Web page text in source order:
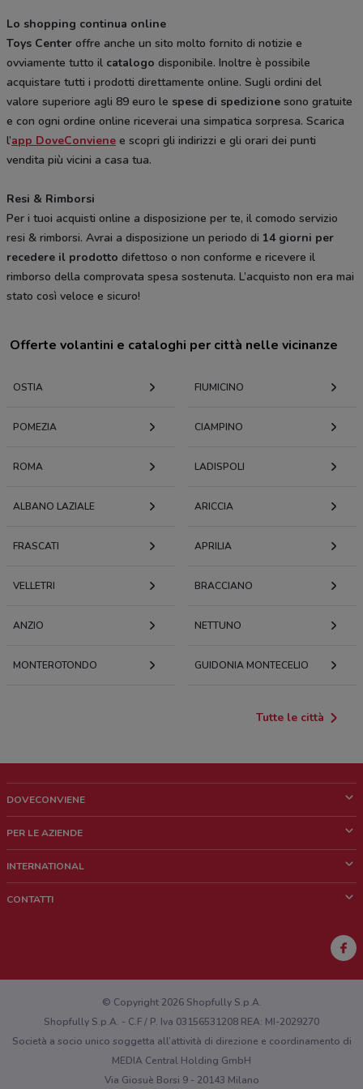
Lo shopping continua online
Toys Center offre anche un sito molto fornito di notizie e
ovviamente tutto il catalogo disponibile. Inoltre è possibile
acquistare tutti i prodotti direttamente online. Sugli ordini del
valore superiore agli 89 euro le spese di spedizione sono gratuite
e con ogni ordine online riceverai una simpatica sorpresa. Scarica
l’app DoveConviene e scopri gli indirizzi e gli orari dei punti
vendita più vicini a casa tua.
Resi & Rimborsi
Per i tuoi acquisti online a disposizione per te, il comodo servizio
resi & rimborsi. Avrai a disposizione un periodo di 14 giorni per
recedere il prodotto difettoso o non conforme e ricevere il
rimborso della comprovata spesa sostenuta. L’acquisto non era mai
stato così veloce e sicuro!
Offerte volantini e cataloghi per città nelle vicinanze
OSTIA FIUMICINO
POMEZIA CIAMPINO
ROMA LADISPOLI
ALBANO LAZIALE ARICCIA
FRASCATI APRILIA
VELLETRI BRACCIANO
ANZIO NETTUNO
MONTEROTONDO GUIDONIA MONTECELIO
Tutte le città
DOVECONVIENE
Chi siamo
Lavora con noi
PER LE AZIENDE
Richieste commerciali e marketing
INTERNATIONAL
CONTATTI
Hai un malfunzionamento sul web o sull'app?
© Copyright 2026 Shopfully S.p.A.
Shopfully S.p.A. - C.F / P. Iva 03156531208 REA: MI-2029270
Società a socio unico soggetta all’attività di direzione e coordinamento di
MEDIA Central Holding GmbH
Via Giosuè Borsi 9 - 20143 Milano